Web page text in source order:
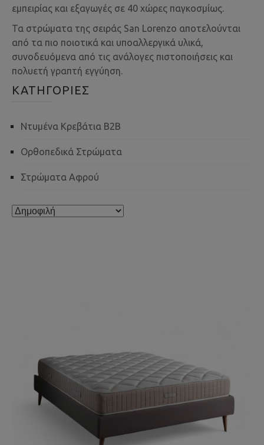
εμπειρίας και εξαγωγές σε 40 χώρες παγκοσμίως.
Τα στρώματα της σειράς San Lorenzo αποτελούνται
από τα πιο ποιοτικά και υποαλλεργικά υλικά,
συνοδευόμενα από τις ανάλογες πιστοποιήσεις και
πολυετή γραπτή εγγύηση.
ΚΑΤΗΓΟΡΊΕΣ
Ντυμένα Κρεβάτια B2B
Ορθοπεδικά Στρώματα
Στρώματα Αφρού